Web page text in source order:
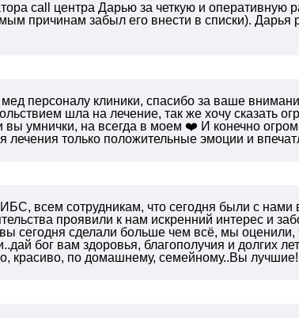
call центра Дарью за четкую и оперативную
причинам забыл его внести в списки). Дарья
персоналу клиники, спасибо за ваше
шла на лечение, так же хочу сказать
вы умнички, на всегда в моем ❤️ И конечно
только положительные эмоции и
всем сотрудникам, что сегодня были с
проявили к нам искренний интерес и
сегодня сделали больше чем всё, мы оценили,
бог вам здоровья, благополучия и долгих
красиво, по домашнему, семейному..Вы